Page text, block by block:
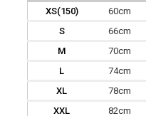
XS(150)
60cm
S
66cm
M
70cm
L
74cm
XL
78cm
XXL
82cm